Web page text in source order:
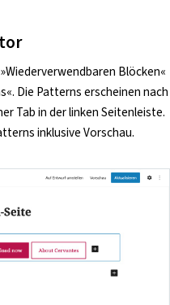
Blöcken«
Die Patterns erscheinen nach
Tab in der linken Seitenleiste.
inklusive Vorschau.